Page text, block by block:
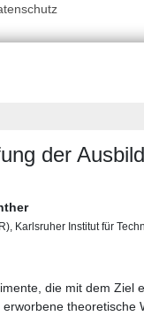
der
Karlsruher Institut für
die mit dem